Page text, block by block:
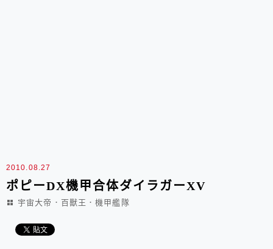
2010.08.27
ポピーDX機甲合体ダイラガーXV
宇宙大帝．百獸王．機甲艦隊